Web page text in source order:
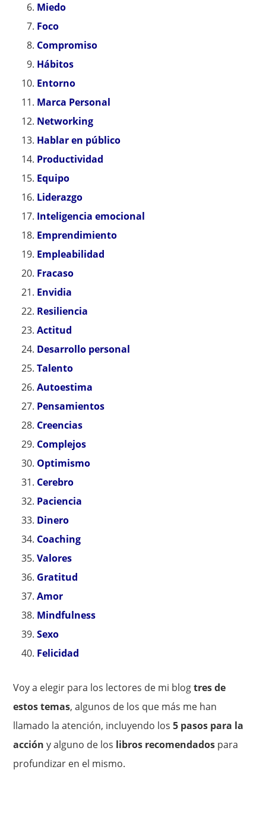
Miedo
Foco
Compromiso
Hábitos
Entorno
Marca Personal
Networking
Hablar en público
Productividad
Equipo
Liderazgo
Inteligencia emocional
Emprendimiento
Empleabilidad
Fracaso
Envidia
Resiliencia
Actitud
Desarrollo personal
Talento
Autoestima
Pensamientos
Creencias
Complejos
Optimismo
Cerebro
Paciencia
Dinero
Coaching
Valores
Gratitud
Amor
Mindfulness
Sexo
Felicidad
Voy a elegir para los lectores de mi blogtres de
estos temas, algunos de los que más me han
llamado la atención, incluyendo los5 pasos para la
acción y alguno de los libros recomendados para
profundizar en el mismo.